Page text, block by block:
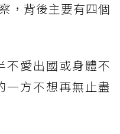
，背後主要有四個
不愛出國或身體不
一方不想再無止盡